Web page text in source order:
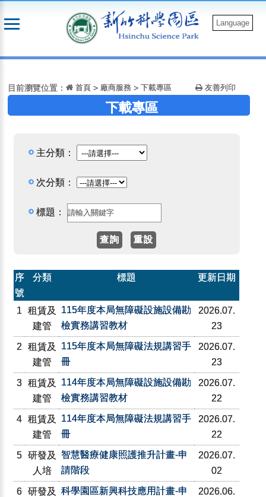
到
Language
目前瀏覽位置： 首頁 > 廠商服務 >下載專區 友善列印
下載專區
主分類：
次分類：
標題：
序
號
分類 標題 更新日期
1
租賃及
建管
115年度本局無障礙設施設備勘
檢實務講習教材
2026.07.
23
2
租賃及
建管
115年度本局無障礙法規講習手
冊
2026.07.
23
3 租賃及
建管
114年度本局無障礙設施設備勘
檢實務講習教材
2026.07.
22
4 租賃及
建管
114年度本局無障礙法規講習手
冊
2026.07.
22
5 研發及
人培
智慧醫療健康照護推升計畫-申
請階段
2026.07.
02
6 研發及
科學園區新興科技應用計畫-申
2026.06.